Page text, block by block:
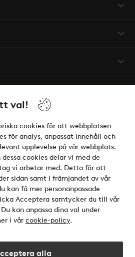
val!
cookies för att webbplatsen
för analys, anpassat innehåll och
upplevelse på vår webbplats.
cookies delar vi med de
vi arbetar med. Detta för att
sidan samt i främjandet av vår
kan få mer personanpassade
Acceptera samtycker du till vår
kan anpassa dina val under
i vår cookie-policy.
alla
- Betala direkt eller dela upp
om våra betalalternativ?